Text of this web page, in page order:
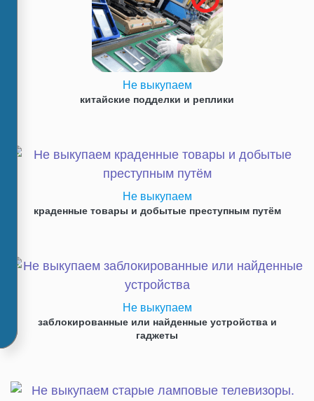
Не выкупаем
китайские подделки и реплики
Не выкупаем
краденные товары и добытые преступным путём
Не выкупаем
заблокированные или найденные устройства и
гаджеты